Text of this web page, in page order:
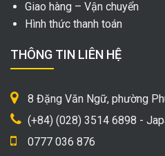
Giao hàng – Vận chuyển
Hình thức thanh toán
THÔNG TIN LIÊN HỆ
8 Đặng Văn Ngữ, phường
(+84) (028) 3514 6898 -
0777 036 876